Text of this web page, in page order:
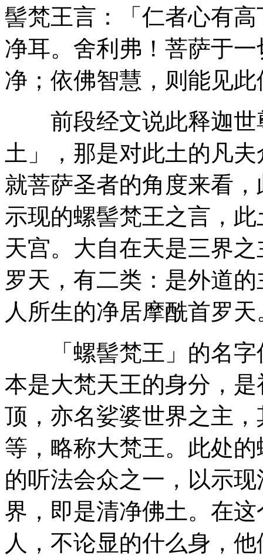
髻梵王言：「仁者心有
净耳。舍利弗！菩萨于
净；依佛智慧，则能见
前段经文说此释迦世
土」，那是对此土的凡
就菩萨圣者的角度来看
示现的螺髻梵王之言，
天宫。大自在天是三界
罗天，有二类：是外道
人所生的净居摩酰首罗天
「螺髻梵王」的名字
本是大梵天王的身分，
顶，亦名娑婆世界之主
等，略称大梵王。此处
的听法会众之一，以示
界，即是清净佛土。在
人，不论显的什么身，